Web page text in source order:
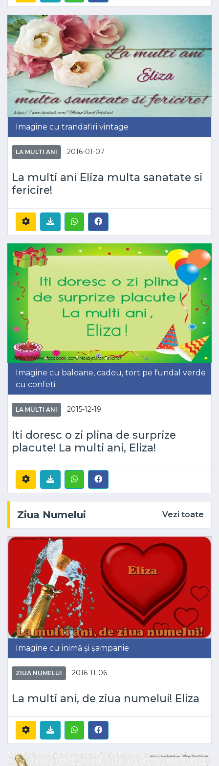
Imagine cu trandafiri vintage
LA MULTI ANI 2016-01-07
La multi ani Eliza multa sanatate si
fericire!
Imagine cu baloane, cadou, tort pe fundal verde
cu confeti
LA MULTI ANI 2015-12-19
Iti doresc o zi plina de surprize
placute! La multi ani, Eliza!
Ziua Numelui Vezi toate
Imagine cu inimă și șampanie
ZIUA NUMELUI 2016-11-06
La multi ani, de ziua numelui! Eliza